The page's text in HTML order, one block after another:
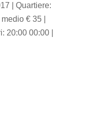
| Quartiere:
€ 35 |
20:00 00:00 |